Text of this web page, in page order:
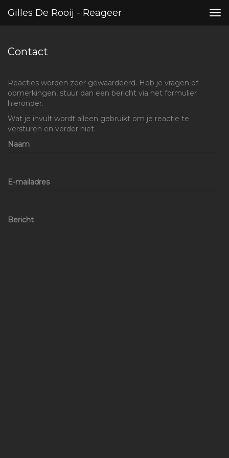
Gilles De Rooij - Reageer
Contact
Reacties worden zeer gewaardeerd. Heb je vragen of
opmerkingen, stuur dan een bericht via het formulier
hieronder.
Wat je invult wordt alleen gebruikt om je reactie te
versturen en verder niet.
Naam
E-mailadres
Bericht